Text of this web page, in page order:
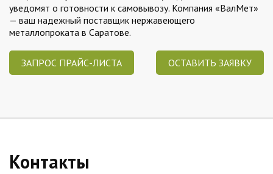
уведомят о готовности к самовывозу. Компания «ВалМет»
— ваш надежный поставщик нержавеющего
металлопроката в Саратове.
ЗАПРОС ПРАЙС-ЛИСТА ОСТАВИТЬ ЗАЯВКУ
Контакты